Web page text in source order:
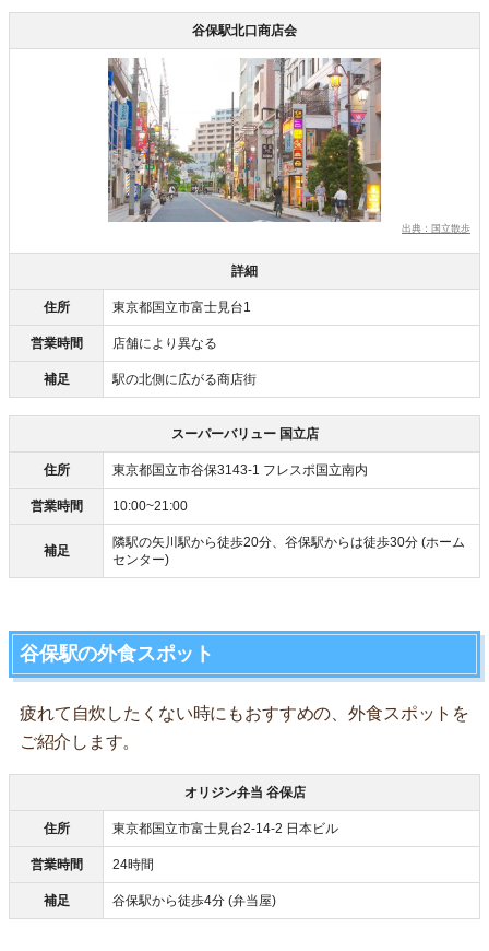
谷保駅北口商店会
出典：国立散歩
詳細
住所 東京都国立市富士見台1
営業時間 店舗により異なる
補足 駅の北側に広がる商店街
スーパーバリュー 国立店
住所 東京都国立市谷保3143-1 フレスポ国立南内
営業時間 10:00~21:00
補足
隣駅の矢川駅から徒歩20分、谷保駅からは徒歩30分 (ホーム
センター)
谷保駅の外食スポット
疲れて自炊したくない時にもおすすめの、外食スポットを
ご紹介します。
オリジン弁当 谷保店
住所 東京都国立市富士見台2-14-2 日本ビル
営業時間 24時間
補足 谷保駅から徒歩4分 (弁当屋)